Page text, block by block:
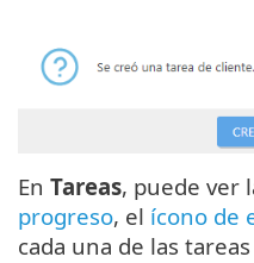
En Tareas, puede ver
progreso, el ícono de
cada una de las